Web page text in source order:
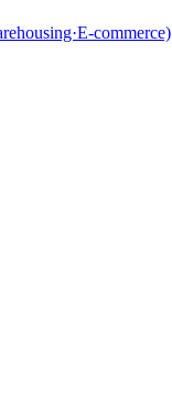
commerce)